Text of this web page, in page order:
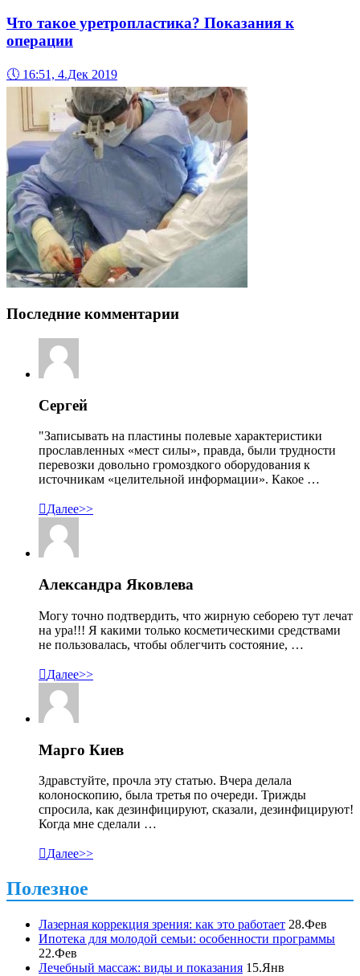
Что такое уретропластика? Показания к
операции
🕔 16:51, 4.Дек 2019
Последние комментарии
Сергей
"Записывать на пластины полевые характеристики
прославленных «мест силы», правда, были трудности
перевозки довольно громоздкого оборудования к
источникам «целительной информации». Какое …
Далее>>
Александра Яковлева
Могу точно подтвердить, что жирную себорею тут лечат
на ура!!! Я какими только косметическими средствами
не пользовалась, чтобы облегчить состояние, …
Далее>>
Марго Киев
Здравстуйте, прочла эту статью. Вчера делала
колоноскопию, была третья по очереди. Трижды
спросила, как дезинфицируют, сказали, дезинфицируют!
Когда мне сделали …
Далее>>
Полезное
Лазерная коррекция зрения: как это работает 28.Фев
Ипотека для молодой семьи: особенности программы
22.Фев
Лечебный массаж: виды и показания 15.Янв